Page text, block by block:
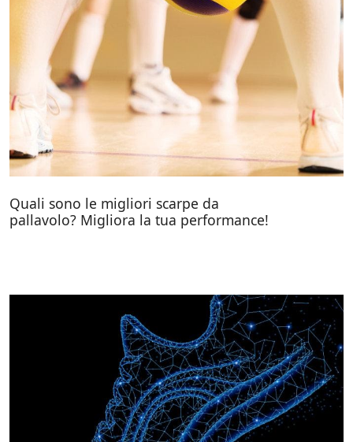
Quali sono le migliori scarpe da
pallavolo? Migliora la tua performance!